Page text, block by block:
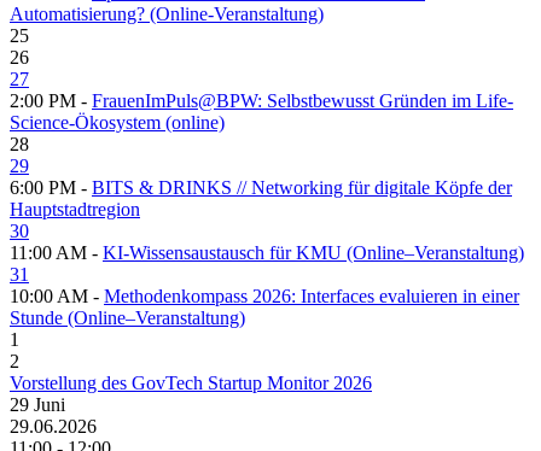
Automatisierung? (Online-Veranstaltung)
25
26
27
2:00 PM - FrauenImPuls@BPW: Selbstbewusst Gründen im Life-
Science-Ökosystem (online)
28
29
6:00 PM - BITS & DRINKS // Networking für digitale Köpfe der
Hauptstadtregion
30
11:00 AM - KI-Wissensaustausch für KMU (Online–Veranstaltung)
31
10:00 AM - Methodenkompass 2026: Interfaces evaluieren in einer
Stunde (Online–Veranstaltung)
1
2
Vorstellung des GovTech Startup Monitor 2026
29 Juni
29.06.2026